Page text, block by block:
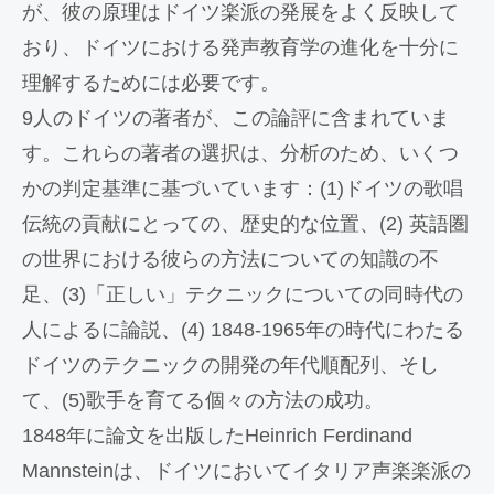
が、彼の原理はドイツ楽派の発展をよく反映して
おり、ドイツにおける発声教育学の進化を十分に
理解するためには必要です。
9人のドイツの著者が、この論評に含まれていま
す。これらの著者の選択は、分析のため、いくつ
かの判定基準に基づいています：(1)ドイツの歌唱
伝統の貢献にとっての、歴史的な位置、(2) 英語圏
の世界における彼らの方法についての知識の不
足、(3)「正しい」テクニックについての同時代の
人によるに論説、(4) 1848-1965年の時代にわたる
ドイツのテクニックの開発の年代順配列、そし
て、(5)歌手を育てる個々の方法の成功。
1848年に論文を出版したHeinrich Ferdinand
Mannsteinは、ドイツにおいてイタリア声楽楽派の